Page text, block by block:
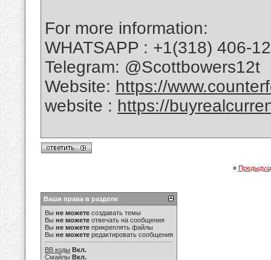
For more information:
WHATSAPP : +1(318) 406-
Telegram: @Scottbowers12t
Website: https://
website : https://
«
Ваши права в разделе
Вы не можете создавать темы
Вы не можете отвечать на сообщения
Вы не можете прикреплять файлы
Вы не можете редактировать сообщения
BB коды Вкл.
Смайлы Вкл.